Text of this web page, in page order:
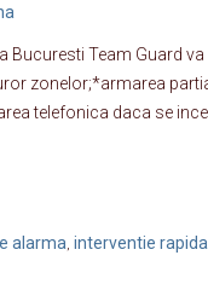
Bucuresti Team Guard
zonelor;*armarea
telefonica daca se
alarma, interventie rapida